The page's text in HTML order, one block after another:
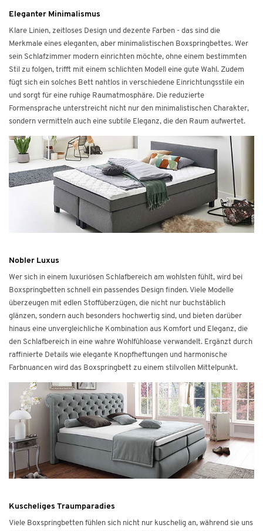
Eleganter Minimalismus
Klare Linien, zeitloses Design und dezente Farben - das sind die
Merkmale eines eleganten, aber minimalistischen Boxspringbettes. Wer
sein Schlafzimmer modern einrichten möchte, ohne einem bestimmten
Stil zu folgen, trifft mit einem schlichten Modell eine gute Wahl. Zudem
fügt sich ein solches Bett nahtlos in verschiedene Einrichtungsstile ein
und sorgt für eine ruhige Raumatmosphäre. Die reduzierte
Formensprache unterstreicht nicht nur den minimalistischen Charakter,
sondern vermitteln auch eine subtile Eleganz, die den Raum aufwertet.
Nobler Luxus
Wer sich in einem luxuriösen Schlafbereich am wohlsten fühlt, wird bei
Boxspringbetten schnell ein passendes Design finden. Viele Modelle
überzeugen mit edlen Stoffüberzügen, die nicht nur buchstäblich
glänzen, sondern auch besonders hochwertig sind, und bieten darüber
hinaus eine unvergleichliche Kombination aus Komfort und Eleganz, die
den Schlafbereich in eine wahre Wohlfühloase verwandelt. Ergänzt durch
raffinierte Details wie elegante Knopfheftungen und harmonische
Farbnuancen wird das Boxspringbett zu einem stilvollen Mittelpunkt.
Kuscheliges Traumparadies
Viele Boxspringbetten fühlen sich nicht nur kuschelig an, während sie uns